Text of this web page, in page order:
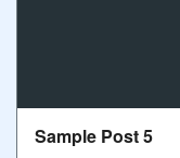
Sample Post 5